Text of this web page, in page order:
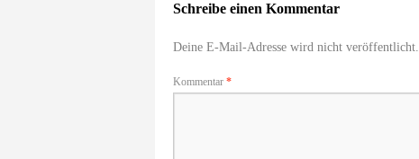
Schreibe einen Kommentar
Deine E-Mail-Adresse wird nicht veröffentlicht.
Kommentar *